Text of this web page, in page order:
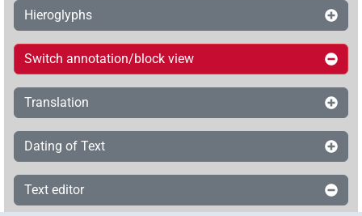
Hieroglyphs
Switch annotation/block view
Translation
Dating of Text
Text editor